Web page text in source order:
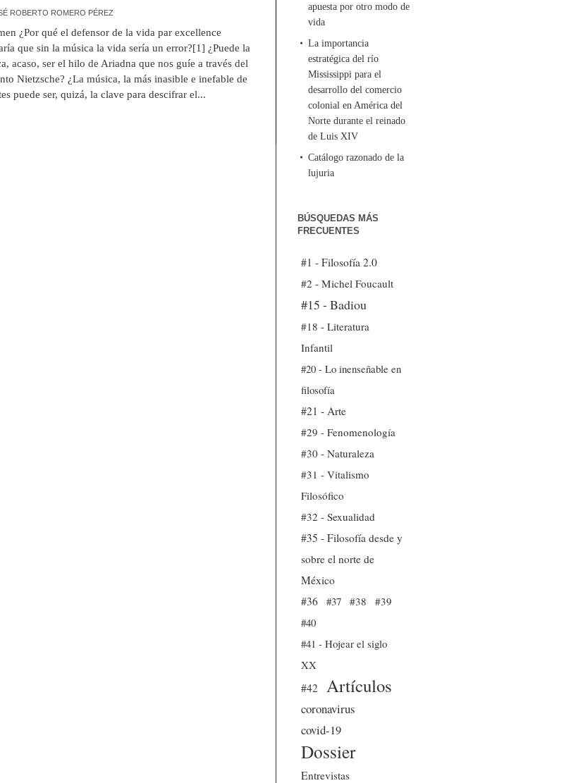
ROBERTO ROMERO PÉREZ
¿Por qué el defensor de la vida par excellence
que sin la música la vida sería un error?[1] ¿Puede la
acaso, ser el hilo de Ariadna que nos guíe a través del
Nietzsche? ¿La música, la más inasible e inefable de
puede ser, quizá, la clave para descifrar el...
apuesta por otro modo de
vida
La importancia
estratégica del río
Mississippi para el
desarrollo del comercio
colonial en América del
Norte durante el reinado
de Luis XIV
Catálogo razonado de la
lujuria
BÚSQUEDAS MÁS
FRECUENTES
#1 - Filosofía 2.0
#2 - Michel Foucault
#15 - Badiou
#18 - Literatura
Infantil
#20 - Lo inenseñable en
filosofía
#21 - Arte
#29 - Fenomenología
#30 - Naturaleza
#31 - Vitalismo
Filosófico
#32 - Sexualidad
#35 - Filosofía desde y
sobre el norte de
México
#36
#37 #38
#39
#40
#41 - Hojear el siglo
XX
#42
Artículos
coronavirus
covid-19
Dossier
Entrevistas